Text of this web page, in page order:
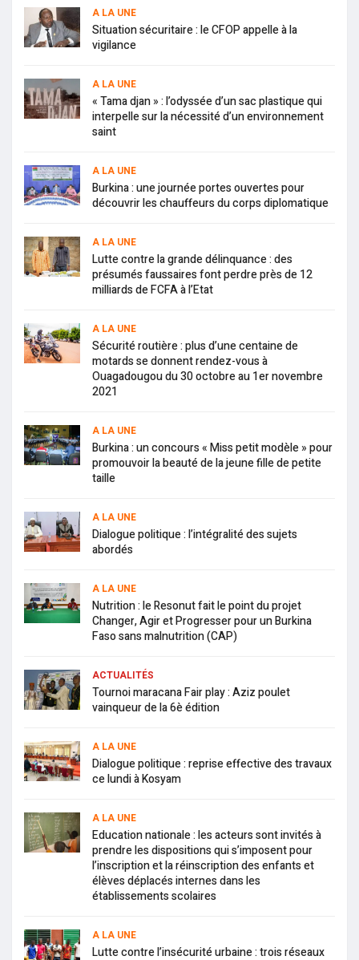
A LA UNE
Situation sécuritaire : le CFOP appelle à la
vigilance
A LA UNE
« Tama djan » : l’odyssée d’un sac plastique qui
interpelle sur la nécessité d’un environnement
saint
A LA UNE
Burkina : une journée portes ouvertes pour
découvrir les chauffeurs du corps diplomatique
A LA UNE
Lutte contre la grande délinquance : des
présumés faussaires font perdre près de 12
milliards de FCFA à l’Etat
A LA UNE
Sécurité routière : plus d’une centaine de
motards se donnent rendez-vous à
Ouagadougou du 30 octobre au 1er novembre
2021
A LA UNE
Burkina : un concours « Miss petit modèle » pour
promouvoir la beauté de la jeune fille de petite
taille
A LA UNE
Dialogue politique : l’intégralité des sujets
abordés
A LA UNE
Nutrition : le Resonut fait le point du projet
Changer, Agir et Progresser pour un Burkina
Faso sans malnutrition (CAP)
ACTUALITÉS
Tournoi maracana Fair play : Aziz poulet
vainqueur de la 6è édition
A LA UNE
Dialogue politique : reprise effective des travaux
ce lundi à Kosyam
A LA UNE
Education nationale : les acteurs sont invités à
prendre les dispositions qui s’imposent pour
l’inscription et la réinscription des enfants et
élèves déplacés internes dans les
établissements scolaires
A LA UNE
Lutte contre l’insécurité urbaine : trois réseaux